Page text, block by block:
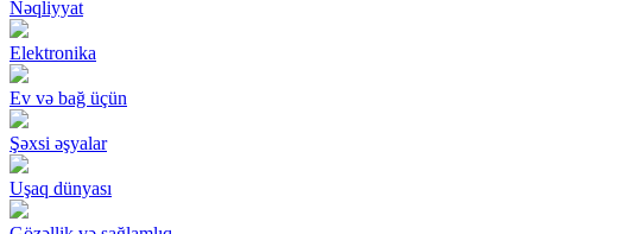
Nəqliyyat
Elektronika
Ev və bağ üçün
Şəxsi əşyalar
Uşaq dünyası